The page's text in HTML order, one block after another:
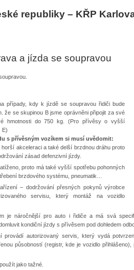
republiky – KŘP
a jízda se soupravou
případy, kdy k jízdě se soupravou řidiči bude
že se skupinou B jsme oprávněni připojit za své
hmotnosti do 750 kg. (Pro přívěsy o vyšší
E)
s přívěsným vozíkem si musí uvědomit:
akceleraci a také delší brzdnou dráhu proto
zásad defenzivní jízdy.
proto má také vyšší spotřebu pohonných
brzdového systému, pneumatik…
– dodržování přesných pokynů výrobce
servisu, který montáž na vozidlo
je náročnější pro auto i řidiče a má svá
kondiční jízdy s přívěsem pod dohledem
provádí autorizovaný servis, který vydá
působností (registr, kde je vozidlo
jako tažné.